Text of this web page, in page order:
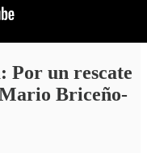
Por un rescate
Briceño-